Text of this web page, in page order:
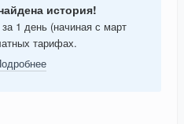
история!
1 день (начиная с март
тарифах.